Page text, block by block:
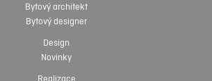
Bytový architekt
Bytový designer
Design
Novinky